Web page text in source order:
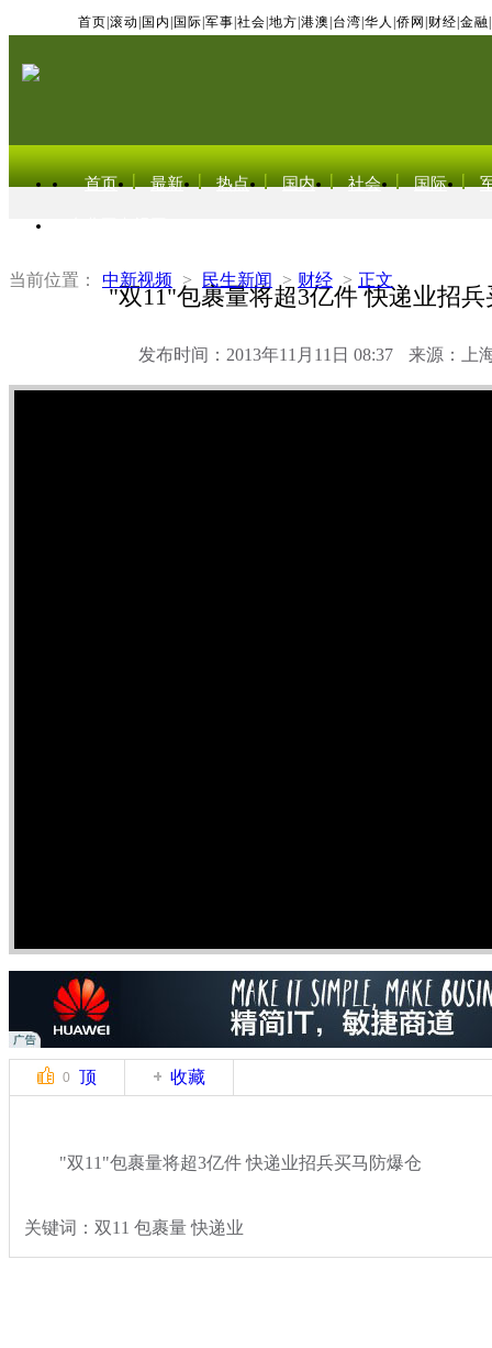
首页 滚动 国内 国际 军事 社会 地方 港澳 台湾 华人 侨网 财经 金融
首页 最新 热点 国内 社会 国际
当前位置： 中新视频 > 民生新闻 > 财经 > 正文
"双11"包裹量将超3亿件 快递业招
发布时间：2013年11月11日 08:37 来源：上
0 顶 收藏
"双11"包裹量将超3亿件 快递业招兵买马防爆仓
关键词：双11 包裹量 快递业